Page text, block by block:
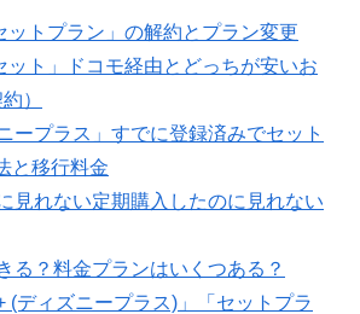
ットプラン」の解約とプラン変更
ット」ドコモ経由とどっちが安いお
）
ープラス」すでに登録済みでセット
と移行料金
見れない定期購入したのに見れない
る？料金プランはいくつある？
(ディズニープラス)」「セットプラ